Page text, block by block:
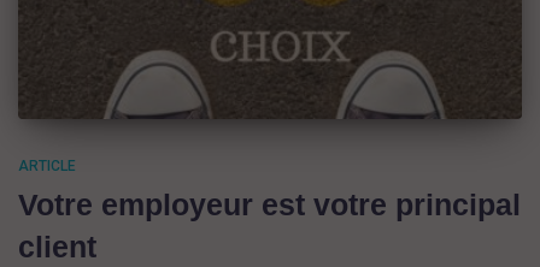
ARTICLE
Votre employeur est votre principal
client